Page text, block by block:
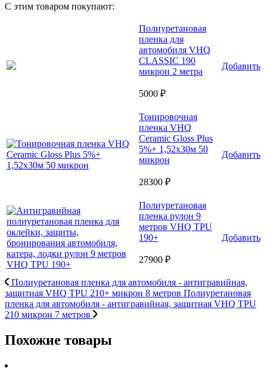
С этим товаром покупают:
Полиуретановая
пленка для
автомобиля VHQ
CLASSIC 190
микрон 2 метра
5000 ₽
Добавить
Тонировочная
пленка VHQ
Ceramic Gloss Plus
5%+ 1,52x30м 50
микрон
28300 ₽
Добавить
Полиуретановая
пленка рулон 9
метров VHQ TPU
190+
27900 ₽
Добавить
Полиуретановая пленка для автомобиля - антигравийная,
защитная VHQ TPU 210+ микрон 8 метров Полиуретановая
пленка для автомобиля - антигравийная, защитная VHQ TPU
210 микрон 7 метров
Похожие товары